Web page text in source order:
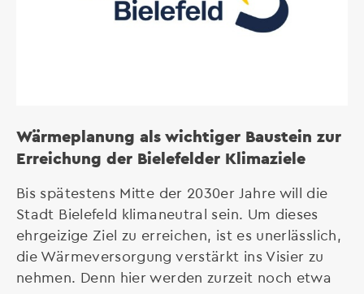
Wärmeplanung als wichtiger Baustein zur
Erreichung der Bielefelder Klimaziele
Bis spätestens Mitte der 2030er Jahre will die
Stadt Bielefeld klimaneutral sein. Um dieses
ehrgeizige Ziel zu erreichen, ist es unerlässlich,
die Wärmeversorgung verstärkt ins Visier zu
nehmen. Denn hier werden zurzeit noch etwa